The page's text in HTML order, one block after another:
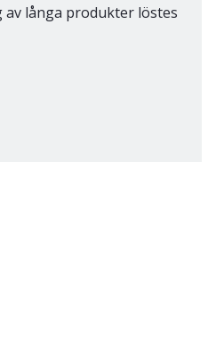
av långa produkter löstes